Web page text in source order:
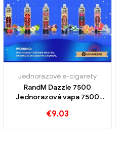
Jednorazové e-cigarety
RandM Dazzle 7500
Jednorazová vapa 7500
€9.03